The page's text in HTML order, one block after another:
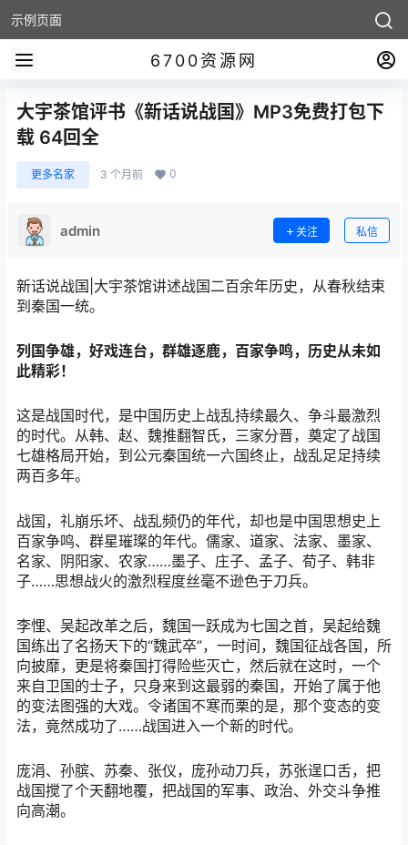
示例页面
6700资源网
大宇茶馆评书《新话说战国》MP3免费打包下
载 64回全
更多名家 3 个月前 0
admin 关注 私信
新话说战国|大宇茶馆讲述战国二百余年历史，从春秋结束
到秦国一统。
列国争雄，好戏连台，群雄逐鹿，百家争鸣，历史从未如
此精彩！
这是战国时代，是中国历史上战乱持续最久、争斗最激烈
的时代。从韩、赵、魏推翻智氏，三家分晋，奠定了战国
七雄格局开始，到公元秦国统一六国终止，战乱足足持续
两百多年。
战国，礼崩乐坏、战乱频仍的年代，却也是中国思想史上
百家争鸣、群星璀璨的年代。儒家、道家、法家、墨家、
名家、阴阳家、农家……墨子、庄子、孟子、荀子、韩非
子……思想战火的激烈程度丝毫不逊色于刀兵。
李悝、吴起改革之后，魏国一跃成为七国之首，吴起给魏
国练出了名扬天下的“魏武卒”，一时间，魏国征战各国，所
向披靡，更是将秦国打得险些灭亡，然后就在这时，一个
来自卫国的士子，只身来到这最弱的秦国，开始了属于他
的变法图强的大戏。令诸国不寒而栗的是，那个变态的变
法，竟然成功了……战国进入一个新的时代。
庞涓、孙膑、苏秦、张仪，庞孙动刀兵，苏张逞口舌，把
战国搅了个天翻地覆，把战国的军事、政治、外交斗争推
向高潮。